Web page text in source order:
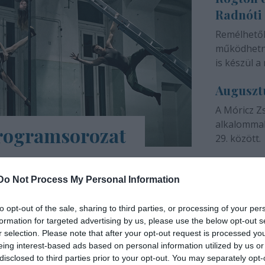
Not Process My Personal Information
opt-out of the sale, sharing to third parties, or processing of your
for targeted advertising by us, please use the below opt-out
selection. Please note that after your opt-out request is processed
interest-based ads based on personal information utilized by us
to third parties prior to your opt-out. You may separately
Háza e-Trafó elnevezésű
tartalmas, a digitális platformokon
online táncórák, live setek,
színházunk
Radnóti
is készül a
A Móricz
29. között.
INTERJÚ